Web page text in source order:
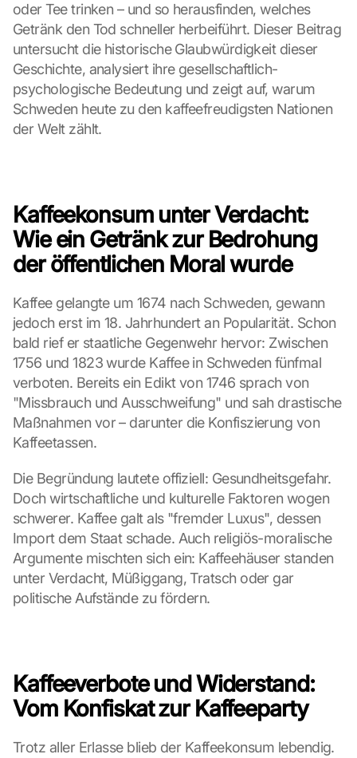
oder Tee trinken – und so herausfinden, welches
Getränk den Tod schneller herbeiführt. Dieser Beitrag
untersucht die historische Glaubwürdigkeit dieser
Geschichte, analysiert ihre gesellschaftlich-
psychologische Bedeutung und zeigt auf, warum
Schweden heute zu den kaffeefreudigsten Nationen
der Welt zählt.
Kaffeekonsum unter Verdacht:
Wie ein Getränk zur Bedrohung
der öffentlichen Moral wurde
Kaffee gelangte um 1674 nach Schweden, gewann
jedoch erst im 18. Jahrhundert an Popularität. Schon
bald rief er staatliche Gegenwehr hervor: Zwischen
1756 und 1823 wurde Kaffee in Schweden fünfmal
verboten. Bereits ein Edikt von 1746 sprach von
"Missbrauch und Ausschweifung" und sah drastische
Maßnahmen vor – darunter die Konfiszierung von
Kaffeetassen.
Die Begründung lautete offiziell: Gesundheitsgefahr.
Doch wirtschaftliche und kulturelle Faktoren wogen
schwerer. Kaffee galt als "fremder Luxus", dessen
Import dem Staat schade. Auch religiös-moralische
Argumente mischten sich ein: Kaffeehäuser standen
unter Verdacht, Müßiggang, Tratsch oder gar
politische Aufstände zu fördern.
Kaffeeverbote und Widerstand:
Vom Konfiskat zur Kaffeeparty
Trotz aller Erlasse blieb der Kaffeekonsum lebendig.